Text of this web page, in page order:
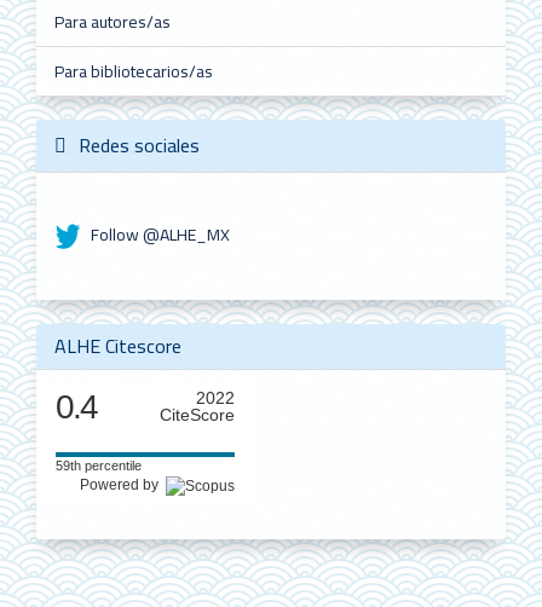
Para autores/as
Para bibliotecarios/as
Redes sociales
Follow @ALHE_MX
ALHE Citescore
0.4
2022
CiteScore
59th percentile
Powered by